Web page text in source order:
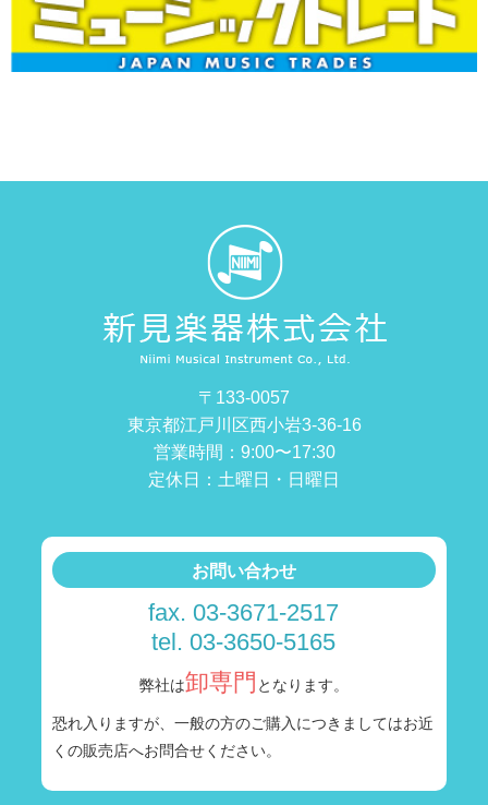
〒133-0057
東京都江戸川区西小岩3-36-16
営業時間：9:00〜17:30
定休日：土曜日・日曜日
お問い合わせ
fax. 03-3671-2517
tel. 03-3650-5165
弊社は卸専門 となります。
恐れ入りますが、一般の方のご購入につきましてはお近
くの販売店へお問合せください。